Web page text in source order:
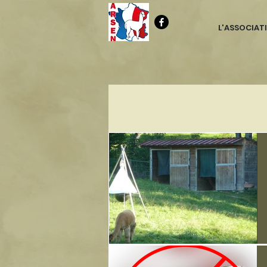
A6- Réglementation B0- la fibre
C0- Association ARSEN D0-